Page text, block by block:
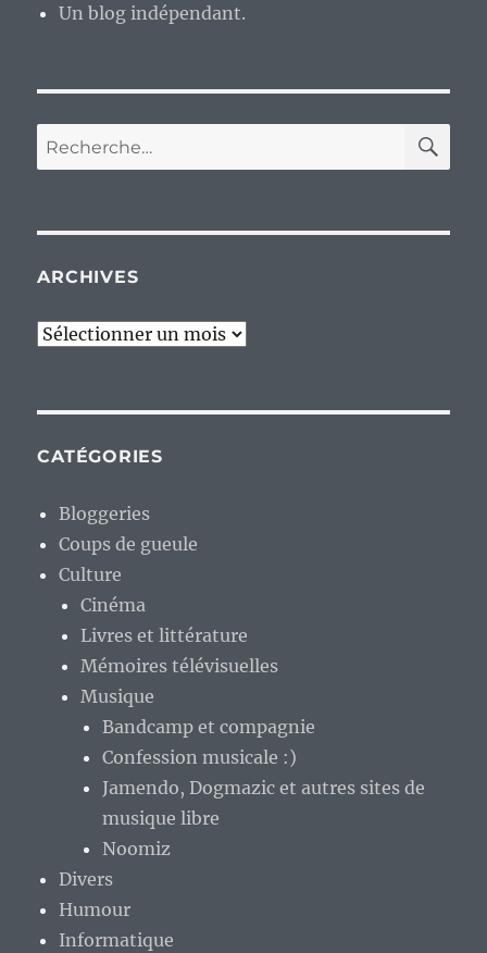
Un blog indépendant.
Recherche
pour :
ARCHIVES
Archives
CATÉGORIES
Bloggeries
Coups de gueule
Culture
Cinéma
Livres et littérature
Mémoires télévisuelles
Musique
Bandcamp et compagnie
Confession musicale :)
Jamendo, Dogmazic et autres sites de
musique libre
Noomiz
Divers
Humour
Informatique